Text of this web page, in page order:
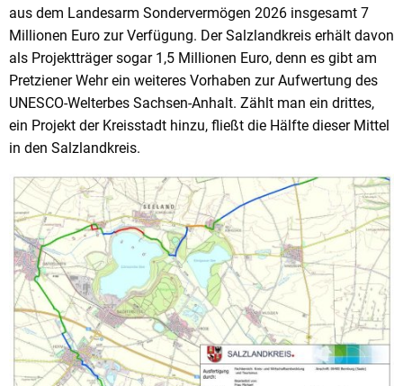
aus dem Landesarm Sondervermögen 2026 insgesamt 7
Millionen Euro zur Verfügung. Der Salzlandkreis erhält davon
als Projektträger sogar 1,5 Millionen Euro, denn es gibt am
Pretziener Wehr ein weiteres Vorhaben zur Aufwertung des
UNESCO-Welterbes Sachsen-Anhalt. Zählt man ein drittes,
ein Projekt der Kreisstadt hinzu, fließt die Hälfte dieser Mittel
in den Salzlandkreis.